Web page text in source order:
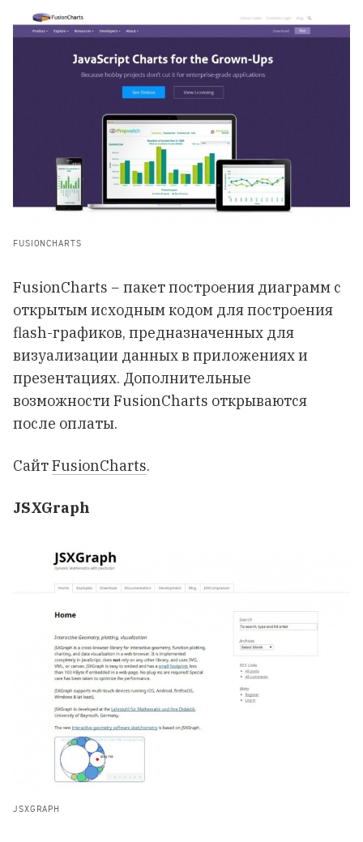
FUSIONCHARTS
FusionCharts − пакет построения диаграмм с
открытым исходным кодом для построения
flash-графиков, предназначенных для
визуализации данных в приложениях и
презентациях. Дополнительные
возможности FusionCharts открываются
после оплаты.
СайтFusionCharts.
JSXGraph
JSXGRAPH